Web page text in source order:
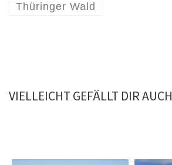
Thüringer Wald
VIELLEICHT GEFÄLLT DIR AUCH